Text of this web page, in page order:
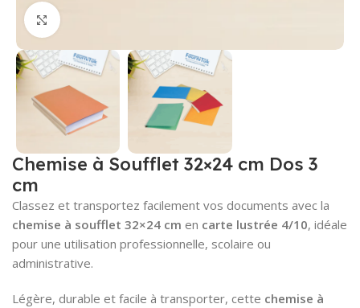
Cliquez pour agrandir
Chemise à Soufflet 32×24 cm Dos 3
cm
Classez et transportez facilement vos documents avec la
chemise à soufflet 32×24 cm en carte lustrée 4/10, idéale
pour une utilisation professionnelle, scolaire ou
administrative.
Légère, durable et facile à transporter, cette chemise à